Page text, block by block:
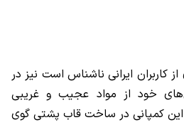
کاربران ایرانی ناشناس است نیز در
خود از مواد عجیب و غریبی
کمپانی در ساخت قاب پشتی گوی